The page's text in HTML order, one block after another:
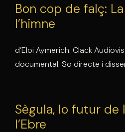
Bon cop de falç:
l’himne
d’Eloi Aymerich. Clack
documental. So directe i
Sègula, lo futur de
l’Ebre